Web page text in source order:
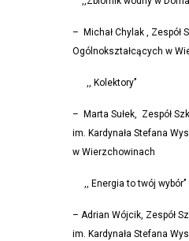
– Michał Chylak , Zespół
Ogólnokształcących w
,, Kolektory’’
– Marta Sułek, Zespół
im. Kardynała Stefana
w Wierzchowinach
,, Energia to twój wybór’’
– Adrian Wójcik, Zespół
im. Kardynała Stefana